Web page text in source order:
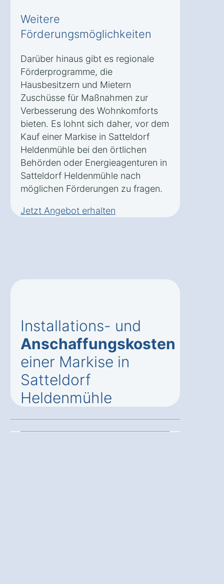
Weitere
Förderungsmöglichkeiten
Darüber hinaus gibt es regionale
Förderprogramme, die
Hausbesitzern und Mietern
Zuschüsse für Maßnahmen zur
Verbesserung des Wohnkomforts
bieten. Es lohnt sich daher, vor dem
Kauf einer Markise in Satteldorf
Heldenmühle bei den örtlichen
Behörden oder Energieagenturen in
Satteldorf Heldenmühle nach
möglichen Förderungen zu fragen.
Jetzt Angebot erhalten
Installations- und
Anschaffungskosten
einer Markise in
Satteldorf
Heldenmühle